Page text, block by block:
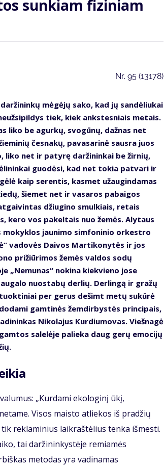
sunkiam fiziniam
Nr. 95 (13178)
mėgėjų sako, kad jų sandėliukai
tiek, kiek ankstesniais metais.
liko be agurkų, svogūnų, dažnas net
česnakų, pavasarinė sausra juos
liko net ir patyrę daržininkai be žirnių,
guodėsi, kad net tokia patvari ir
kaip serentis, kasmet užaugindamas
šiemet net ir vasaros pabaigos
džiugino smulkiais, retais
kero vos pakeltais nuo žemės. Alytaus
mokyklos jaunimo simfoninio orkestro
vadovės Daivos Martikonytės ir jos
prižiūrimos žemės valdos sodų
„Nemunas“ nokina kiekvieno jose
nuostabų derlių. Derlingą ir gražų
per gerus dešimt metų sukūrė
gamtinės žemdirbystės principais,
Nikolajus Kurdiumovas. Viešnagė
salelėje palieka daug gerų emocijų
„Kurdami ekologinį ūkį,
Visos maisto atliekos iš pradžių
reklaminius laikraštėlius tenka išmesti.
tai daržininkystėje remiamės
metodas yra vadinamas